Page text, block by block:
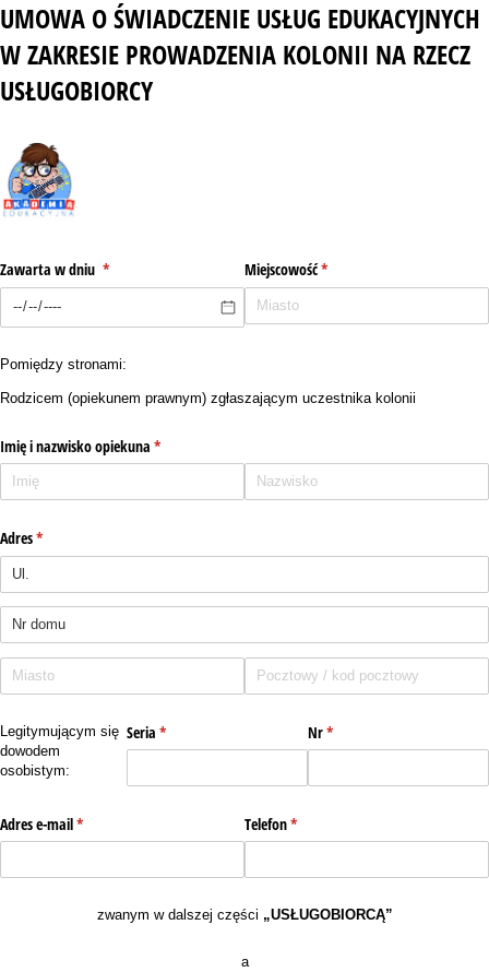
UMOWA O ŚWIADCZENIE USŁUG EDUKACYJNYCH
W ZAKRESIE PROWADZENIA KOLONII NA RZECZ
USŁUGOBIORCY
Zawarta w dniu *
(wymagane) Miejscowość*
(wymagane)
Pomiędzy stronami:
Rodzicem (opiekunem prawnym) zgłaszającym uczestnika kolonii
Imię i nazwisko opiekuna *
(wymagane)
Adres*
(wymagane)
Legitymującym się
dowodem
osobistym:
Seria *
(wymagane) Nr*
(wymagane)
Adres e-mail*
(wymagane) Telefon*
(wymagane)
zwanym w dalszej części „USŁUGOBIORCĄ”
a